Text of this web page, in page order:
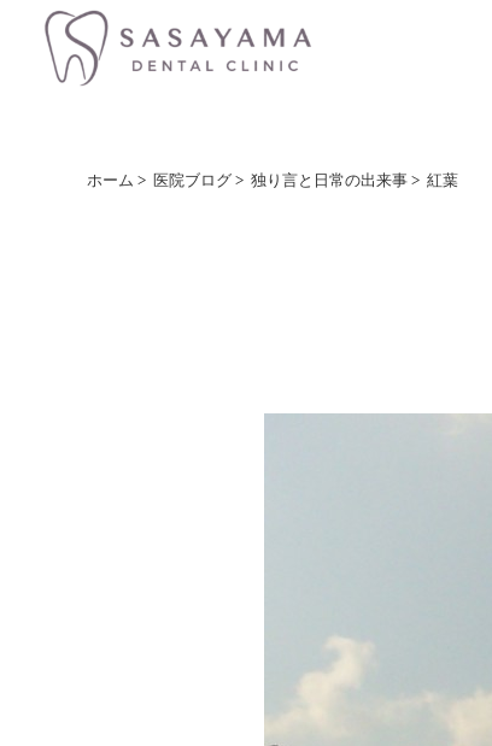
ホーム > 医院ブログ > 独り言と日常の出来事 > 紅葉